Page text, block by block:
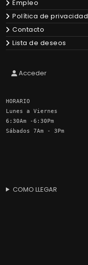
Empleo
Política de privacidad
Contacto
Lista de deseos
Acceder
HORARIO
Lunes a Viernes
6:30Am -6:30Pm
Sábados 7Am - 3Pm
COMO LLEGAR